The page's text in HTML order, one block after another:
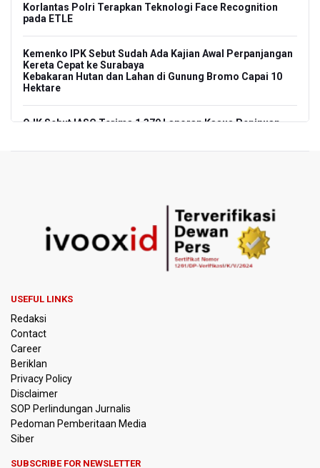
Korlantas Polri Terapkan Teknologi Face Recognition
pada ETLE
Kemenko IPK Sebut Sudah Ada Kajian Awal Perpanjangan
Kereta Cepat ke Surabaya
Kebakaran Hutan dan Lahan di Gunung Bromo Capai 10
Hektare
OJK Sebut IASC Terima 1.379 Laporan Kasus Penipuan
BKSDA Riau Sebut Seekor Gajah Binaan PLG Minas Mati
Akibat Komplikasi Infeksi
Korlantas Polri dan Jasa Marga Bahas Zero ODOL hingga
Integrasi Teknologi Tol Jelang Libur Nataru
di Luwu Timur, Desak Hentikan Kekerasan terhadap
Warga Berdalih PSN
Kebakaran Landa Blok Bantengan di Kawasan Taman
Nasional Bromo Tengger Semeru, Tiga Jalur Akses
Wisata Ditutup
Malut United Pindah Kandang ke Semarang, Ganti Nama
Jadi Java United FC
USEFUL LINKS
Redaksi
Contact
Career
Beriklan
Privacy Policy
Disclaimer
SOP Perlindungan Jurnalis
Pedoman Pemberitaan Media
Siber
SUBSCRIBE FOR NEWSLETTER